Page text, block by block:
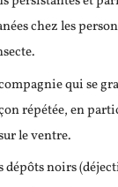
chez les
qui se
répétée, en
le ventre.
dépôts noirs